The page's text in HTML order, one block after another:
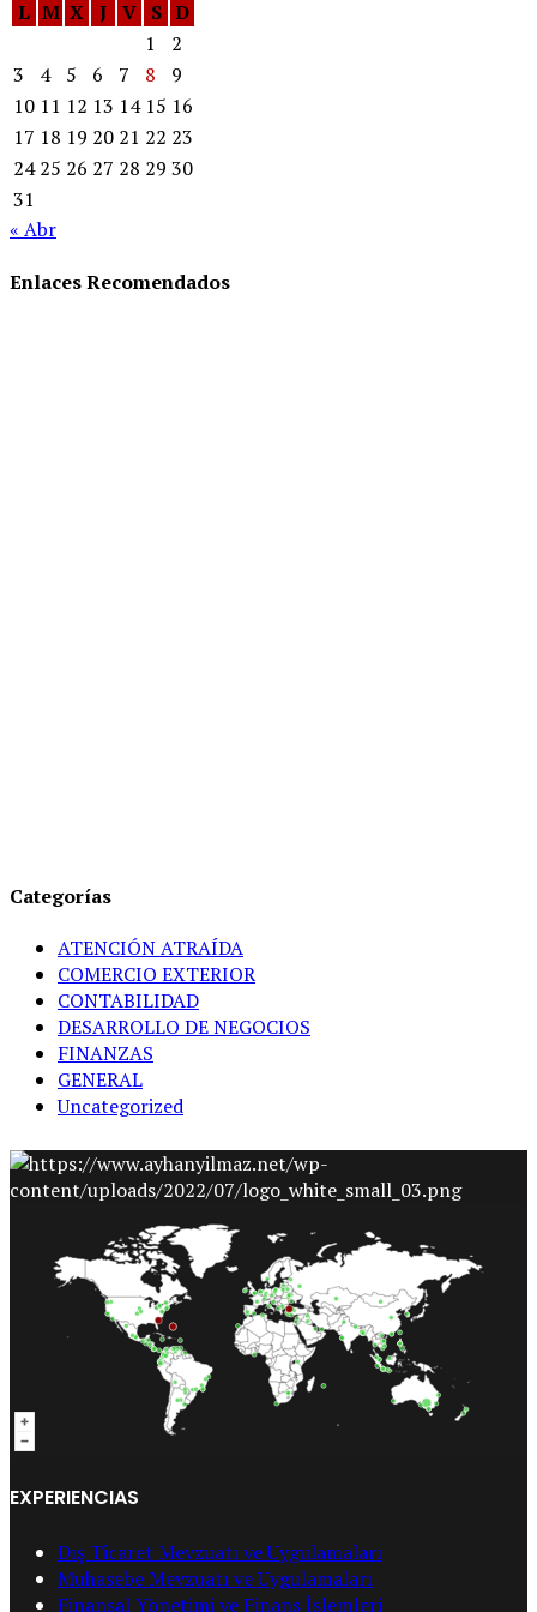
L M X J V S D
1
2
3
4 5 6 7 8
9
10 11 12 13 14 15 16
17 18 19 20 21 22 23
24 25 26 27 28 29 30
31
« Abr
Enlaces Recomendados
Categorías
ATENCIÓN ATRAÍDA
COMERCIO EXTERIOR
CONTABILIDAD
DESARROLLO DE NEGOCIOS
FINANZAS
GENERAL
Uncategorized
EXPERIENCIAS
Dış Ticaret Mevzuatı ve Uygulamaları
Muhasebe Mevzuatı ve Uygulamaları
Finansal Yönetimi ve Finans İşlemleri